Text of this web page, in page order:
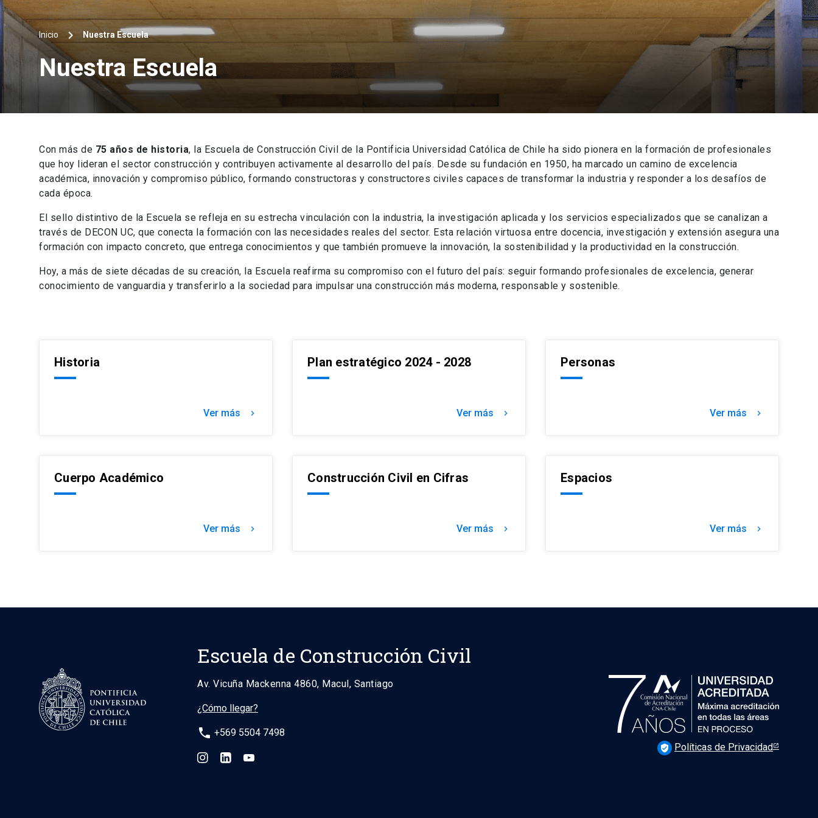
Inicio keyboard_arrow_right Nuestra Escuela
Nuestra Escuela
Con más de 75 años de historia, la Escuela de Construcción Civil de la Pontificia Universidad Católica de Chile ha sido pionera en la formación de profesionales
que hoy lideran el sector construcción y contribuyen activamente al desarrollo del país. Desde su fundación en 1950, ha marcado un camino de excelencia
académica, innovación y compromiso público, formando constructoras y constructores civiles capaces de transformar la industria y responder a los desafíos de
cada época.
El sello distintivo de la Escuela se refleja en su estrecha vinculación con la industria, la investigación aplicada y los servicios especializados que se canalizan a
través de DECON UC, que conecta la formación con las necesidades reales del sector. Esta relación virtuosa entre docencia, investigación y extensión asegura una
formación con impacto concreto, que entrega conocimientos y que también promueve la innovación, la sostenibilidad y la productividad en la construcción.
Hoy, a más de siete décadas de su creación, la Escuela reafirma su compromiso con el futuro del país: seguir formando profesionales de excelencia, generar
conocimiento de vanguardia y transferirlo a la sociedad para impulsar una construcción más moderna, responsable y sostenible.
Historia
Ver más chevron_right
Plan estratégico 2024 - 2028
Ver más chevron_right
Personas
Ver más chevron_right
Cuerpo Académico
Ver más chevron_right
Construcción Civil en Cifras
Ver más chevron_right
Espacios
Ver más chevron_right
Escuela de Construcción Civil
Av. Vicuña Mackenna 4860, Macul, Santiago
¿Cómo llegar?
phone +569 5504 7498
verified_user Políticas de Privacidad